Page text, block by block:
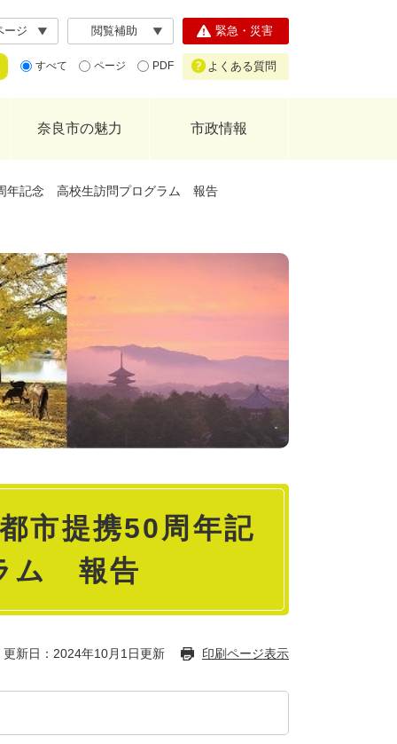
ージ 閲覧補助
すべて ページ PDF
緊急・災害
よくある質問
奈良市の魅力 市政情報
年記念 高校生訪問プログラム 報告
市提携50周年記
ム 報告
更新日：2024年10月1日更新 印刷ページ表示